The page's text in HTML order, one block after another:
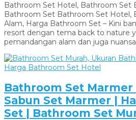
Bathroom Set Hotel, Bathroom Set
Bathroom Set Bathroom Set Hotel,
Alam, Harga Bathroom Set – Kini
resort dengan tema back to nature
pemandangan alam dan juga
Bathroom Set
Sabun Set Marmer |
Set | Bathroom Set